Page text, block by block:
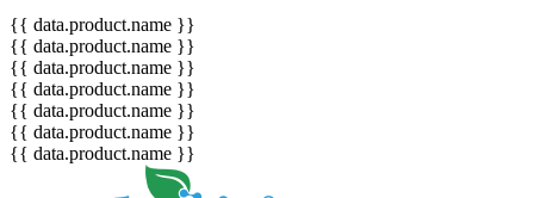
{{ data.product.name }}
{{ data.product.name }}
{{ data.product.name }}
{{ data.product.name }}
{{ data.product.name }}
{{ data.product.name }}
{{ data.product.name }}